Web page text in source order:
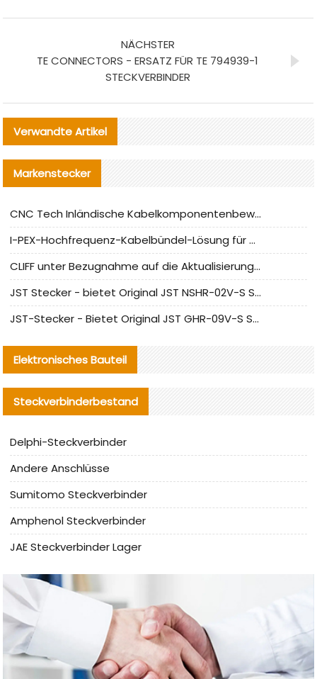
NÄCHSTER
TE CONNECTORS - ERSATZ FÜR TE 794939-1
STECKVERBINDER
Verwandte Artikel
Markenstecker
CNC Tech Inländische Kabelkomponentenbewertung und Massenproduktionsanpassungsanleitung
I-PEX-Hochfrequenz-Kabelbündel-Lösung für die heimische Produktion analysiert
CLIFF unter Bezugnahme auf die Aktualisierung der chinesischen Stecker-Testnormen
JST Stecker - bietet Original JST NSHR-02V-S Stecker und Ersatzteile an
JST-Stecker - Bietet Original JST GHR-09V-S Stecker und Ersatzteile an
Elektronisches Bauteil
Steckverbinderbestand
Delphi-Steckverbinder
Andere Anschlüsse
Sumitomo Steckverbinder
Amphenol Steckverbinder
JAE Steckverbinder Lager